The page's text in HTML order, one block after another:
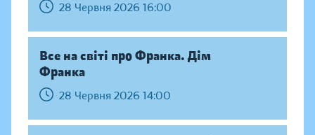
28 Червня 2026 16:00
Все на світі про Франка. Дім
Франка
28 Червня 2026 14:00